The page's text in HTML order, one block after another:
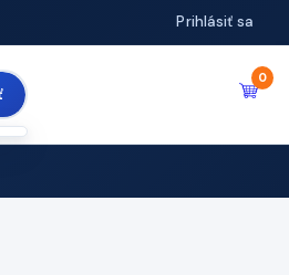
Prihlásiť sa
0